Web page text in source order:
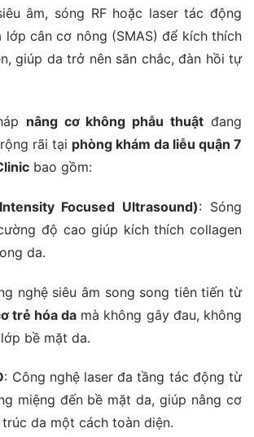
âm, sóng RF hoặc laser tác động
cân cơ nông (SMAS) để kích thích
giúp da trở nên săn chắc, đàn hồi tự
nâng cơ không phẫu thuật đang
rãi tại phòng khám da liễu quận 7
bao gồm:
Focused Ultrasound): Sóng
độ cao giúp kích thích collagen
da.
nghệ siêu âm song song tiên tiến từ
trẻ hóa da mà không gây đau, không
bề mặt da.
: Công nghệ laser đa tầng tác động từ
miệng đến bề mặt da, giúp nâng cơ
da một cách toàn diện.